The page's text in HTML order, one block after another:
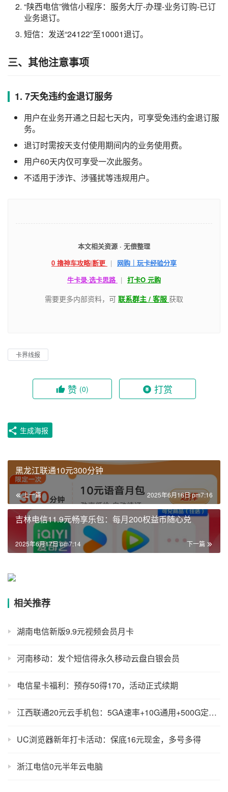
“陕西电信”微信小程序：服务大厅-办理-业务订购-已订
业务退订。
短信：发送“24122”至10001退订。
三、其他注意事项
1. 7天免违约金退订服务
用户在业务开通之日起七天内，可享受免违约金退订服
务。
退订时需按天支付使用期间内的业务使用费。
用户60天内仅可享受一次此服务。
不适用于涉诈、涉骚扰等违规用户。
本文相关资源 · 无偿整理
0 撸神车攻略|断更 |
网购｜玩卡经验分享
牛卡录·选卡思路 | 打卡O 元购
需要更多内部资料，可 联系群主 / 客服 获取
卡界线报
赞 (0) 打赏
生成海报
黑龙江联通10元300分钟
上一篇 2025年6月16日 pm7:16
吉林电信11.9元畅享乐包：每月200权益币随心兑
下一篇
2025年6月17日 pm7:14
相关推荐
湖南电信新版9.9元视频会员月卡
河南移动：发个短信得永久移动云盘白银会员
电信星卡福利：预存50得170，活动正式续期
江西联通20元云手机包：5GA速率+10G通用+500G定向+10元购物券
UC浏览器新年打卡活动：保底16元现金，多号多得
浙江电信0元半年云电脑